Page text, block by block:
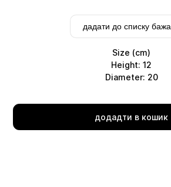
дадати до списку
Size (cm)
Height: 12
Diameter: 20
додадти в кошик
Delivery